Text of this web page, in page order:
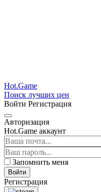
Hot.Game
Поиск лучших цен
Войти Регистрация
Авторизация
Hot.Game аккаунт
Запомнить меня
Войти
Регистрация